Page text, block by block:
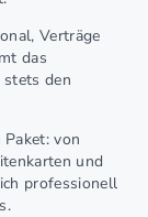
Verträge
das
den
von
und
professionell